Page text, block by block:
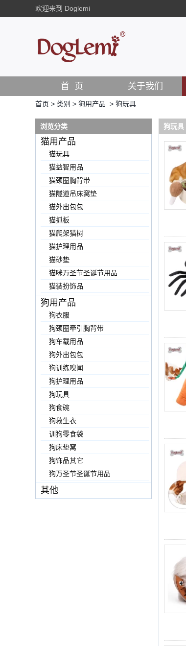
欢迎来到 Doglemi
首 页 关于我们
首页 > 类别 > 狗用产品 > 狗玩具
浏览分类
猫用产品
猫玩具
猫益智用品
猫颈圈胸背带
猫隧道吊床窝垫
猫外出包包
猫抓板
猫爬架猫树
猫护理用品
猫砂垫
猫咪万圣节圣诞节用品
猫装扮饰品
狗用产品
狗衣服
狗颈圈牵引胸背带
狗车载用品
狗外出包包
狗训练嗅闻
狗护理用品
狗玩具
狗食碗
狗救生衣
训狗零食袋
狗床垫窝
狗饰品其它
狗万圣节圣诞节用品
其他
狗玩具